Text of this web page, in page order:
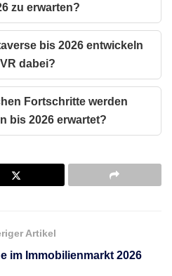
zu erwarten?
bis 2026 entwickeln
dabei?
Fortschritte werden
bis 2026 erwartet?
Artikel
im Immobilienmarkt 2026